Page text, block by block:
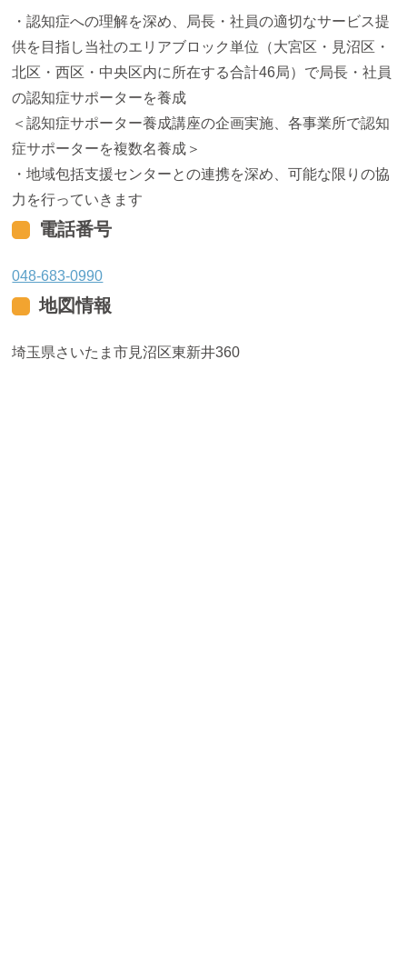
・認知症への理解を深め、局長・社員の適切なサービス提
供を目指し当社のエリアブロック単位（大宮区・見沼区・
北区・西区・中央区内に所在する合計46局）で局長・社員
の認知症サポーターを養成
＜認知症サポーター養成講座の企画実施、各事業所で認知
症サポーターを複数名養成＞
・地域包括支援センターとの連携を深め、可能な限りの協
力を行っていきます
電話番号
048-683-0990
地図情報
埼玉県さいたま市見沼区東新井360